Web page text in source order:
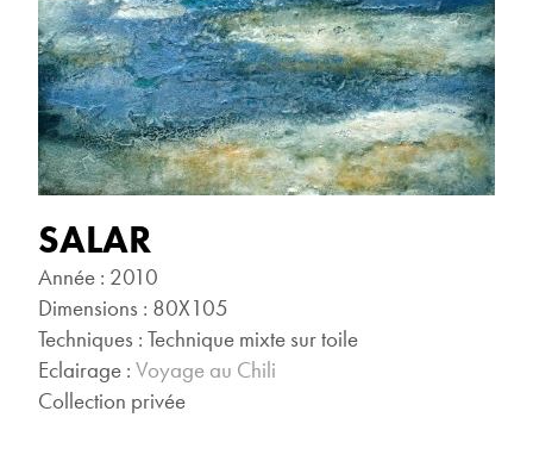
SALAR
Année : 2010
Dimensions : 80X105
Techniques : Technique mixte sur toile
Eclairage :Voyage au Chili
Collection privée